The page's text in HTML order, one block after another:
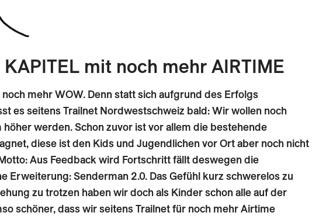
KAPITEL mit noch mehr AIRTIME
mehr WOW. Denn statt sich aufgrund des Erfolgs
es seitens Trailnet Nordwestschweiz bald: Wir wollen noch
höher werden. Schon zuvor ist vor allem die bestehende
diese ist den Kids und Jugendlichen vor Ort aber noch nicht
Aus Feedback wird Fortschritt fällt deswegen die
Erweiterung: Senderman 2.0. Das Gefühl kurz schwerelos zu
zu trotzen haben wir doch als Kinder schon alle auf der
schöner, dass wir seitens Trailnet für noch mehr Airtime